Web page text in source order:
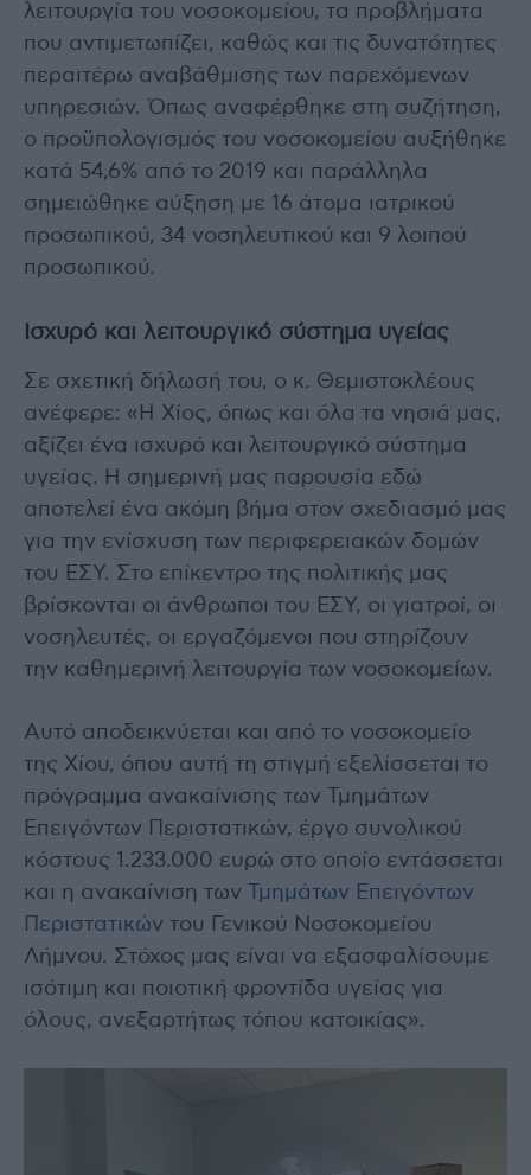
λειτουργία του νοσοκομείου, τα προβλήματα
που αντιμετωπίζει, καθώς και τις δυνατότητες
περαιτέρω αναβάθμισης των παρεχόμενων
υπηρεσιών. Όπως αναφέρθηκε στη συζήτηση,
ο προϋπολογισμός του νοσοκομείου αυξήθηκε
κατά 54,6% από το 2019 και παράλληλα
σημειώθηκε αύξηση με 16 άτομα ιατρικού
προσωπικού, 34 νοσηλευτικού και 9 λοιπού
προσωπικού.
Ισχυρό και λειτουργικό σύστημα υγείας
Σε σχετική δήλωσή του, ο κ. Θεμιστοκλέους
ανέφερε: «Η Χίος, όπως και όλα τα νησιά μας,
αξίζει ένα ισχυρό και λειτουργικό σύστημα
υγείας. Η σημερινή μας παρουσία εδώ
αποτελεί ένα ακόμη βήμα στον σχεδιασμό μας
για την ενίσχυση των περιφερειακών δομών
του ΕΣΥ. Στο επίκεντρο της πολιτικής μας
βρίσκονται οι άνθρωποι του ΕΣΥ, οι γιατροί, οι
νοσηλευτές, οι εργαζόμενοι που στηρίζουν
την καθημερινή λειτουργία των νοσοκομείων.
Αυτό αποδεικνύεται και από το νοσοκομείο
της Χίου, όπου αυτή τη στιγμή εξελίσσεται το
πρόγραμμα ανακαίνισης των Τμημάτων
Επειγόντων Περιστατικών, έργο συνολικού
κόστους 1.233.000 ευρώ στο οποίο εντάσσεται
και η ανακαίνιση των
Τμημάτων Επειγόντων
Περιστατικών του Γενικού Νοσοκομείου
Λήμνου. Στόχος μας είναι να εξασφαλίσουμε
ισότιμη και ποιοτική φροντίδα υγείας για
όλους, ανεξαρτήτως τόπου κατοικίας».